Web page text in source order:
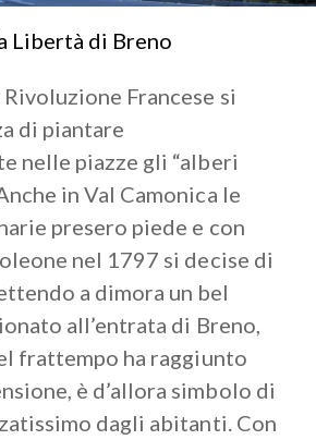
Libertà di Breno
Francese si
di piantare
nelle piazze gli “alberi
in Val Camonica le
presero piede e con
nel 1797 si decise di
a dimora un bel
all’entrata di Breno,
frattempo ha raggiunto
è d’allora simbolo di
dagli abitanti. Con